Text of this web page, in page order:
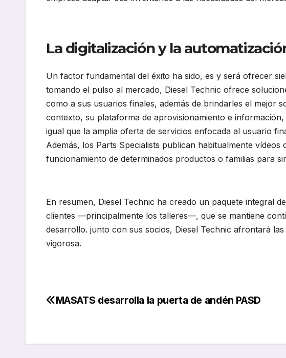
La digitalización y la
Un factor fundamental del éxito ha sido, es y será ofrecer
tomando el pulso al mercado, Diesel Technic ofrece
como a sus usuarios finales, además de brindarles el mejor
contexto, su plataforma de aprovisionamiento e
igual que la amplia oferta de servicios enfocada al usuario
Además, los Parts Specialists publican habitualmente
funcionamiento de determinados productos o familias para
En resumen, Diesel Technic ha creado un paquete integral
clientes —principalmente los talleres—, que se mantiene
desarrollo. junto con sus socios, Diesel Technic afrontará
vigorosa.
Navegación
entradas
MASATS desarrolla la puerta de andén PASD